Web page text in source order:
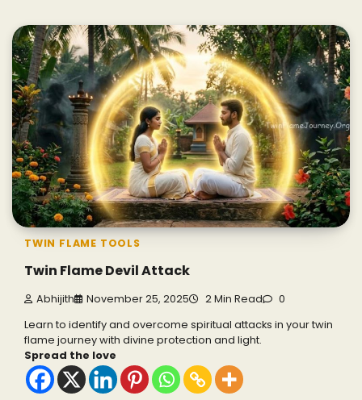
TWIN FLAME TOOLS
Twin Flame Devil Attack
Abhijith November 25, 2025 2 Min Read 0
Learn to identify and overcome spiritual attacks in your twin
flame journey with divine protection and light.
Spread the love